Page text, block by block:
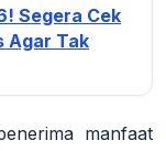
Segera Cek
Agar Tak
manfaat